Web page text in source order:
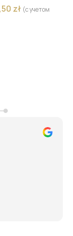
zł (с учетом